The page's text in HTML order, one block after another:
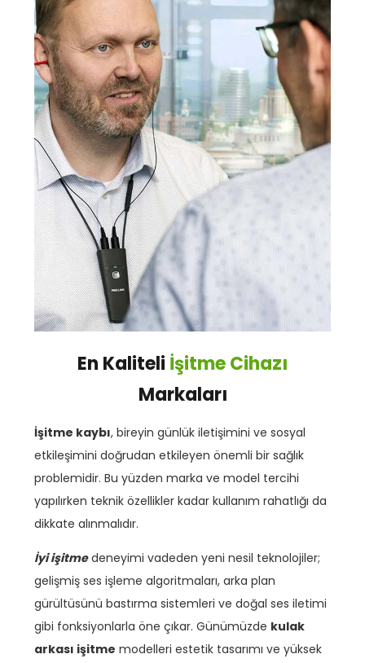
13-18 Yaş Çalışan 6.358,80 5.087,04
Emekli 6.358,80 6.358,80
18+
Yetişkinler
Çalışan 4.239,20 3.391,36
Emekli 4.239,20 4.239,20
Emekliler için belirtilen rakamların %10’u, çalışanlar
için ise %20 brüt üzerinden hesaplanarak maaş
kesintisi olarak yansıtılır.
En Kaliteli İşitme Cihazı
Markaları
İşitme kaybı, bireyin günlük iletişimini ve sosyal
etkileşimini doğrudan etkileyen önemli bir sağlık
problemidir. Bu yüzden marka ve model tercihi
yapılırken teknik özellikler kadar kullanım rahatlığı da
dikkate alınmalıdır.
İyi işitmedeneyimi vadeden yeni nesil teknolojiler;
gelişmiş ses işleme algoritmaları, arka plan
gürültüsünü bastırma sistemleri ve doğal ses iletimi
gibi fonksiyonlarla öne çıkar. Günümüzde kulak
arkası işitme modelleri estetik tasarımı ve yüksek